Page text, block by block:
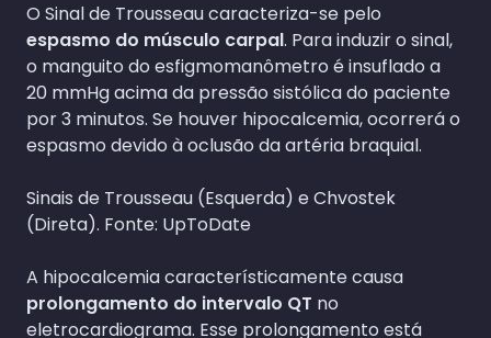
O Sinal de Trousseau caracteriza-se pelo
espasmo do músculo carpal. Para induzir o sinal,
o manguito do esfigmomanômetro é insuflado a
20 mmHg acima da pressão sistólica do paciente
por 3 minutos. Se houver hipocalcemia, ocorrerá o
espasmo devido à oclusão da artéria braquial.
Sinais de Trousseau (Esquerda) e Chvostek
(Direta). Fonte: UpToDate
A hipocalcemia característicamente causa
prolongamento do intervalo QT no
eletrocardiograma. Esse prolongamento está